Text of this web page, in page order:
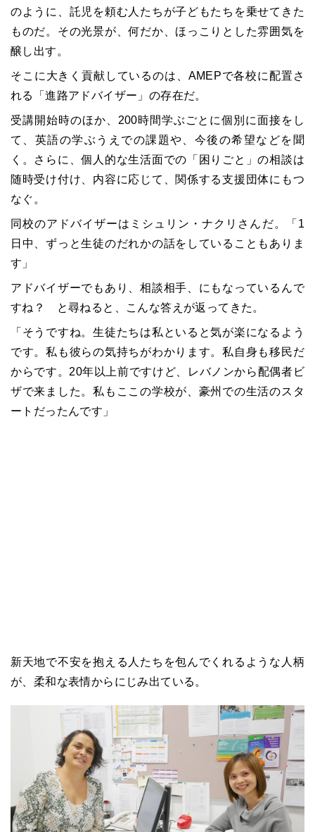
のように、託児を頼む人たちが子どもたちを乗せてきた
ものだ。その光景が、何だか、ほっこりとした雰囲気を
醸し出す。
そこに大きく貢献しているのは、AMEPで各校に配置さ
れる「進路アドバイザー」の存在だ。
受講開始時のほか、200時間学ぶごとに個別に面接をし
て、英語の学ぶうえでの課題や、今後の希望などを聞
く。さらに、個人的な生活面での「困りごと」の相談は
随時受け付け、内容に応じて、関係する支援団体にもつ
なぐ。
同校のアドバイザーはミシュリン・ナクリさんだ。「1
日中、ずっと生徒のだれかの話をしていることもありま
す」
アドバイザーでもあり、相談相手、にもなっているんで
すね？ と尋ねると、こんな答えが返ってきた。
「そうですね。生徒たちは私といると気が楽になるよう
です。私も彼らの気持ちがわかります。私自身も移民だ
からです。20年以上前ですけど、レバノンから配偶者ビ
ザで来ました。私もここの学校が、豪州での生活のスタ
ートだったんです」
新天地で不安を抱える人たちを包んでくれるような人柄
が、柔和な表情からにじみ出ている。